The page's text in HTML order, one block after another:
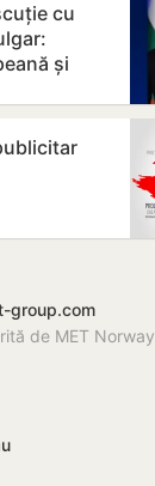
cu
și
group.com
de MET Norway